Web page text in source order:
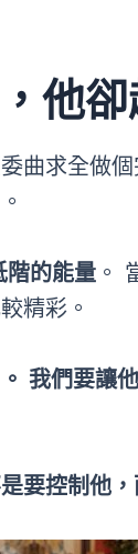
他卻
曲求全做
階的能量 。
精彩。
。 我們要讓
要控制他